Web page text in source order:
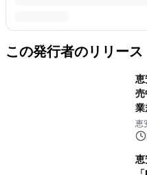
この発行者のリリース
恵
売
ラ
恵
恵